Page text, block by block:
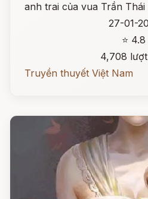
anh trai của vua Trần Thái
27-01-
⭐ 4.8
4,708
Truyền thuyết Việt Nam